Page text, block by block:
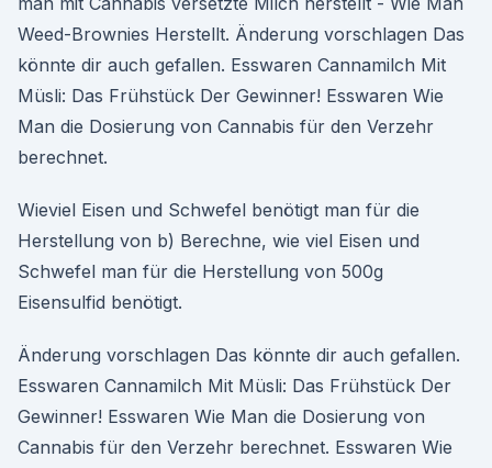
Weed-Brownies Herstellt. Änderung vorschlagen Das
könnte dir auch gefallen. Esswaren Cannamilch Mit
Müsli: Das Frühstück Der Gewinner! Esswaren Wie
Man die Dosierung von Cannabis für den Verzehr
berechnet.
Wieviel Eisen und Schwefel benötigt man für die
Herstellung von b) Berechne, wie viel Eisen und
Schwefel man für die Herstellung von 500g
Eisensulfid benötigt.
Änderung vorschlagen Das könnte dir auch gefallen.
Esswaren Cannamilch Mit Müsli: Das Frühstück Der
Gewinner! Esswaren Wie Man die Dosierung von
Cannabis für den Verzehr berechnet. Esswaren Wie